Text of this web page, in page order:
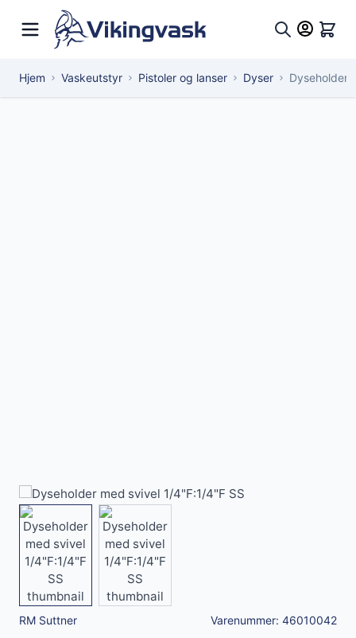
Hopp til innhold
Hjem Vaskeutstyr Pistoler og lanser Dyser Dyseholder
View larger image
RM Suttner Varenummer: 46010042